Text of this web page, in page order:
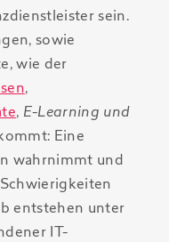
sein.
sowie
wie der
,
, E-Learning und
Eine
wahrnimmt und
entstehen unter
IT-